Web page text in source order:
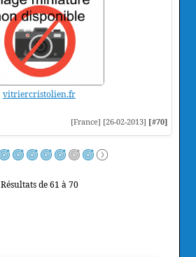
vitriercristolien.fr
[France] [26-02-2013] [#70]
Résultats de 61 à 70